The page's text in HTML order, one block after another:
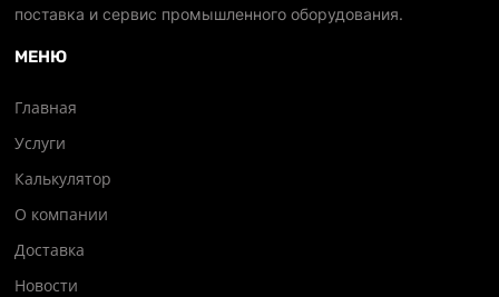
поставка и сервис промышленного оборудования.
МЕНЮ
Главная
Услуги
Калькулятор
О компании
Доставка
Новости